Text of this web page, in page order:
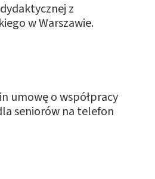
z
w Warszawie.
umowę o współpracy
seniorów na telefon